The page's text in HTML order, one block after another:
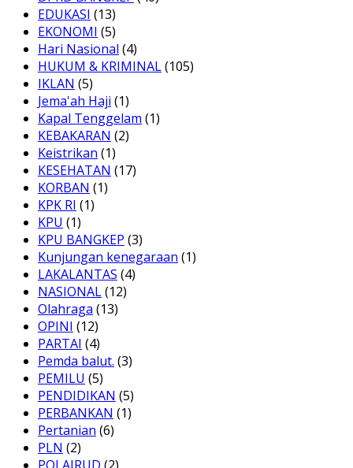
EDUKASI (13)
EKONOMI (5)
Hari Nasional (4)
HUKUM & KRIMINAL(105)
IKLAN (5)
Jema'ah Haji (1)
Kapal Tenggelam (1)
KEBAKARAN (2)
Keistrikan (1)
KESEHATAN (17)
KORBAN (1)
KPK RI (1)
KPU (1)
KPU BANGKEP (3)
Kunjungan kenegaraan (1)
LAKALANTAS (4)
NASIONAL(12)
Olahraga (13)
OPINI (12)
PARTAI (4)
Pemda balut. (3)
PEMILU (5)
PENDIDIKAN (5)
PERBANKAN (1)
Pertanian (6)
PLN (2)